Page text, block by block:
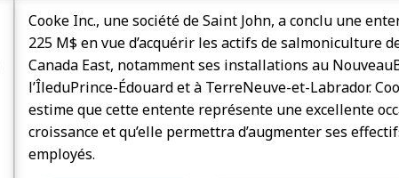
Cooke Inc., une société de Saint John, a conclu une
225 M$ en vue d’acquérir les actifs de salmoniculture
Canada East, notamment ses installations au
l’Île­du­Prince-Édouard et à Terre­Neuve-et-Labrador.
estime que cette entente représente une excellente
croissance et qu’elle permettra d’augmenter ses
employés.